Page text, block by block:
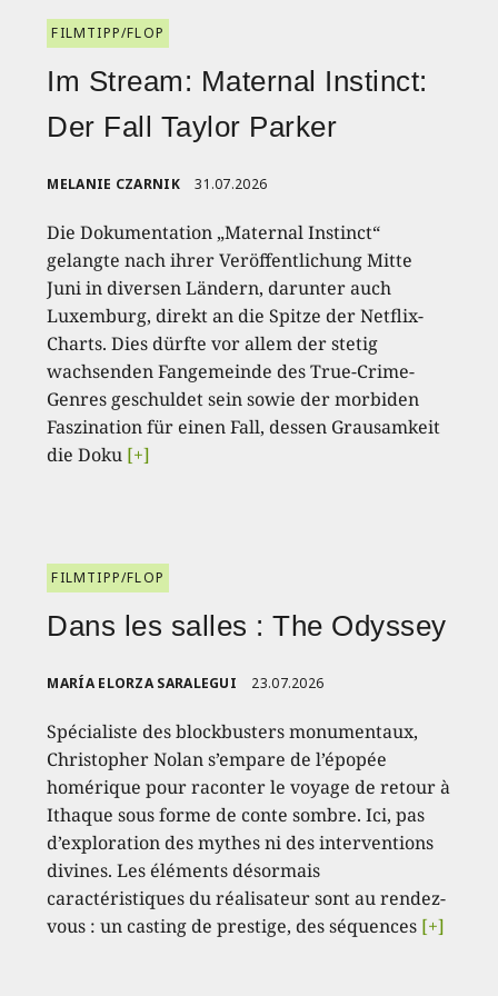
FILMTIPP/FLOP
Im Stream: Maternal Instinct:
Der Fall Taylor Parker
MELANIE CZARNIK 31.07.2026
Die Dokumentation „Maternal Instinct“
gelangte nach ihrer Veröffentlichung Mitte
Juni in diversen Ländern, darunter auch
Luxemburg, direkt an die Spitze der Netflix-
Charts. Dies dürfte vor allem der stetig
wachsenden Fangemeinde des True-Crime-
Genres geschuldet sein sowie der morbiden
Faszination für einen Fall, dessen Grausamkeit
die Doku [+]
FILMTIPP/FLOP
Dans les salles : The Odyssey
MARÍA ELORZA SARALEGUI 23.07.2026
Spécialiste des blockbusters monumentaux,
Christopher Nolan s’empare de l’épopée
homérique pour raconter le voyage de retour à
Ithaque sous forme de conte sombre. Ici, pas
d’exploration des mythes ni des interventions
divines. Les éléments désormais
caractéristiques du réalisateur sont au rendez-
vous : un casting de prestige, des séquences [+]